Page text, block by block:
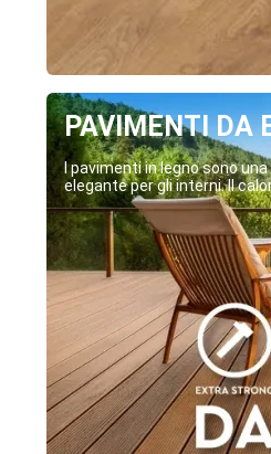
PAVIMENTI DA
I pavimenti in legno sono
elegante per gli interni. Il